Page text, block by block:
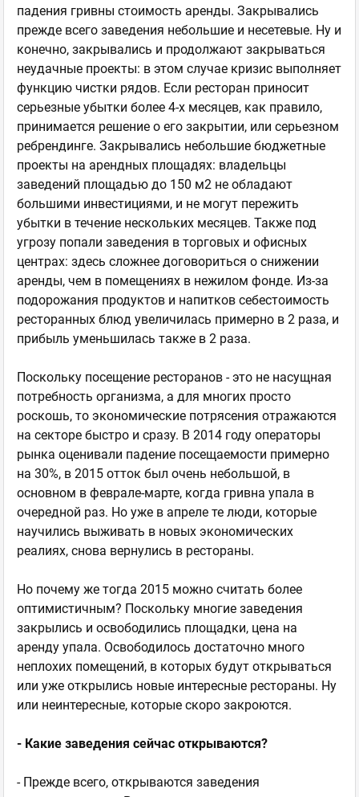
падения гривны стоимость аренды. Закрывались
прежде всего заведения небольшие и несетевые. Ну и
конечно, закрывались и продолжают закрываться
неудачные проекты: в этом случае кризис выполняет
функцию чистки рядов. Если ресторан приносит
серьезные убытки более 4-х месяцев, как правило,
принимается решение о его закрытии, или серьезном
ребрендинге. Закрывались небольшие бюджетные
проекты на арендных площадях: владельцы
заведений площадью до 150 м2 не обладают
большими инвестициями, и не могут пережить
убытки в течение нескольких месяцев. Также под
угрозу попали заведения в торговых и офисных
центрах: здесь сложнее договориться о снижении
аренды, чем в помещениях в нежилом фонде. Из-за
подорожания продуктов и напитков себестоимость
ресторанных блюд увеличилась примерно в 2 раза, и
прибыль уменьшилась также в 2 раза.
Поскольку посещение ресторанов - это не насущная
потребность организма, а для многих просто
роскошь, то экономические потрясения отражаются
на секторе быстро и сразу. В 2014 году операторы
рынка оценивали падение посещаемости примерно
на 30%, в 2015 отток был очень небольшой, в
основном в феврале-марте, когда гривна упала в
очередной раз. Но уже в апреле те люди, которые
научились выживать в новых экономических
реалиях, снова вернулись в рестораны.
Но почему же тогда 2015 можно считать более
оптимистичным? Поскольку многие заведения
закрылись и освободились площадки, цена на
аренду упала. Освободилось достаточно много
неплохих помещений, в которых будут открываться
или уже открылись новые интересные рестораны. Ну
или неинтересные, которые скоро закроются.
- Какие заведения сейчас открываются?
- Прежде всего, открываются заведения